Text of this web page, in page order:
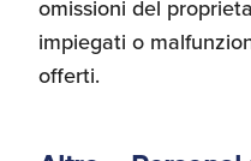
omissioni del
impiegati o
offerti.